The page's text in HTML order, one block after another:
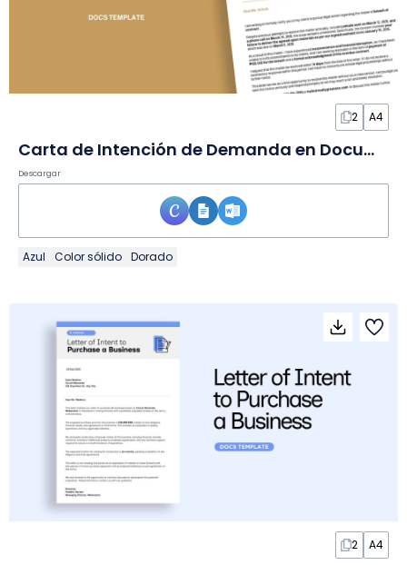
2 A4
Carta de Intención de Demanda en Documento
Descargar
Azul Color sólido Dorado
2 A4